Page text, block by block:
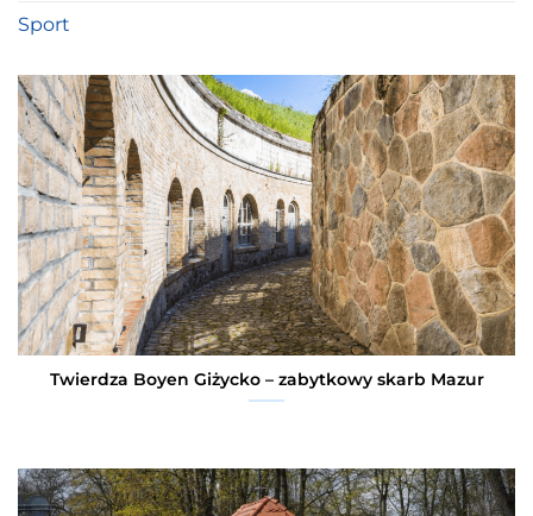
Sport
Twierdza Boyen Giżycko – zabytkowy skarb Mazur